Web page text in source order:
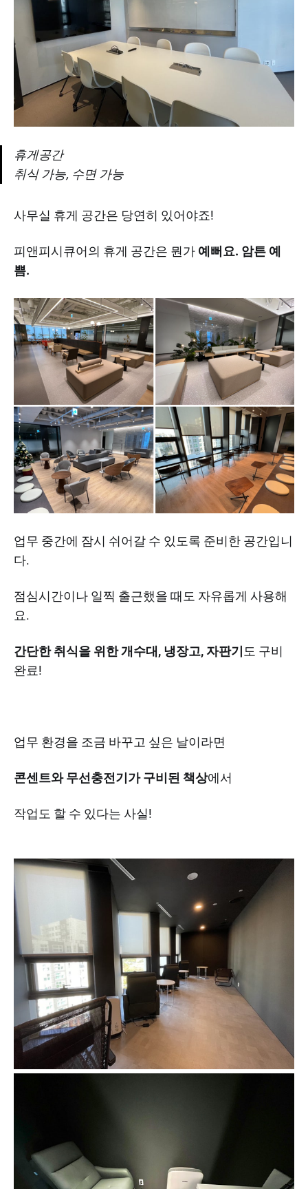
휴게공간
취식 가능, 수면 가능
사무실 휴게 공간은 당연히 있어야죠!
피앤피시큐어의 휴게 공간은 뭔가 예뻐요. 암튼 예
쁨.
업무 중간에 잠시 쉬어갈 수 있도록 준비한 공간입니
다.
점심시간이나 일찍 출근했을 때도 자유롭게 사용해
요.
간단한 취식을 위한 개수대, 냉장고, 자판기​ 도 구비
완료!
업무 환경을 조금 바꾸고 싶은 날이라면
콘센트와 무선충전기가 구비된 책상에서
작업도 할 수 있다는 사실!